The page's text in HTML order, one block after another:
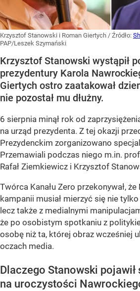
Krzysztof Stanowski i Roman Giertych / Źródło:
PAP/Leszek Szymański
Krzysztof Stanowski wystąpił
prezydentury Karola
Giertych ostro zaatakował
nie pozostał mu dłużny.
6 sierpnia minął rok od
na urząd prezydenta. Z tej okazji
Prezydenckim zorganizowano
Przemawiali podczas niego m.in.
Rafał Ziemkiewicz i Krzysztof
Twórca Kanału Zero przekonywał,
kampanii musiał mierzyć się nie
lecz także z medialnymi
że po osobistym spotkaniu z
osobę niż ta, której obraz wcześniej
oczach media.
Dlaczego Stanowski pojawił
na uroczystości